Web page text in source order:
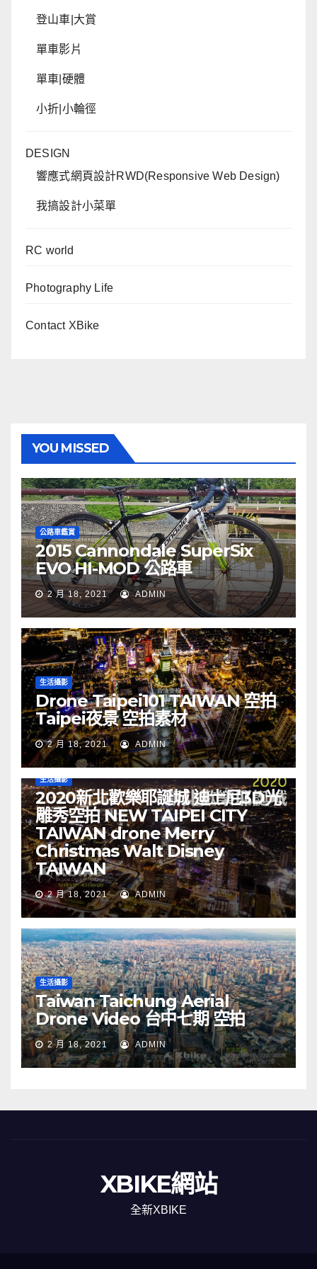
登山車|大賞
單車影片
單車|硬體
小折|小輪徑
DESIGN
響應式網頁設計RWD(Responsive Web Design)
我搞設計小菜單
RC world
Photography Life
Contact XBike
YOU MISSED
公路車鑑賞
2015 Cannondale SuperSix
EVO HI-MOD 公路車
2 月 18, 2021 ADMIN
生活攝影
Drone Taipei101 TAIWAN 空拍
Taipei夜景 空拍素材
2 月 18, 2021 ADMIN
生活攝影
2020新北歡樂耶誕城 迪士尼3D光
雕秀空拍 NEW TAIPEI CITY
TAIWAN drone Merry
Christmas Walt Disney
TAIWAN
2 月 18, 2021 ADMIN
生活攝影
Taiwan Taichung Aerial
Drone Video 台中七期 空拍
2 月 18, 2021 ADMIN
XBIKE網站
全新XBIKE